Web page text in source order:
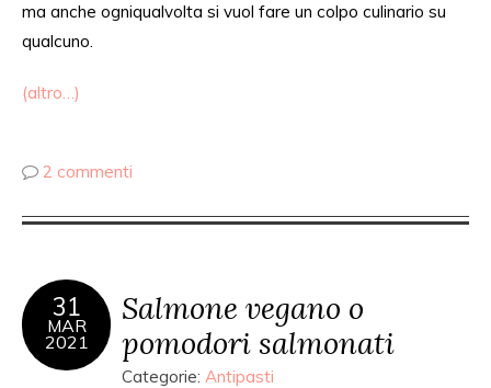
ma anche ogniqualvolta si vuol fare un colpo culinario su
qualcuno.
(altro…)
2 commenti
31
MAR
2021
Salmone vegano o
pomodori salmonati
Categorie: Antipasti